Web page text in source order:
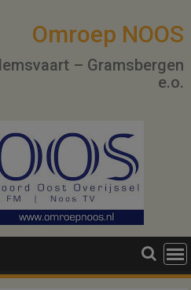
Omroep NOOS
– Gramsbergen
e.o.